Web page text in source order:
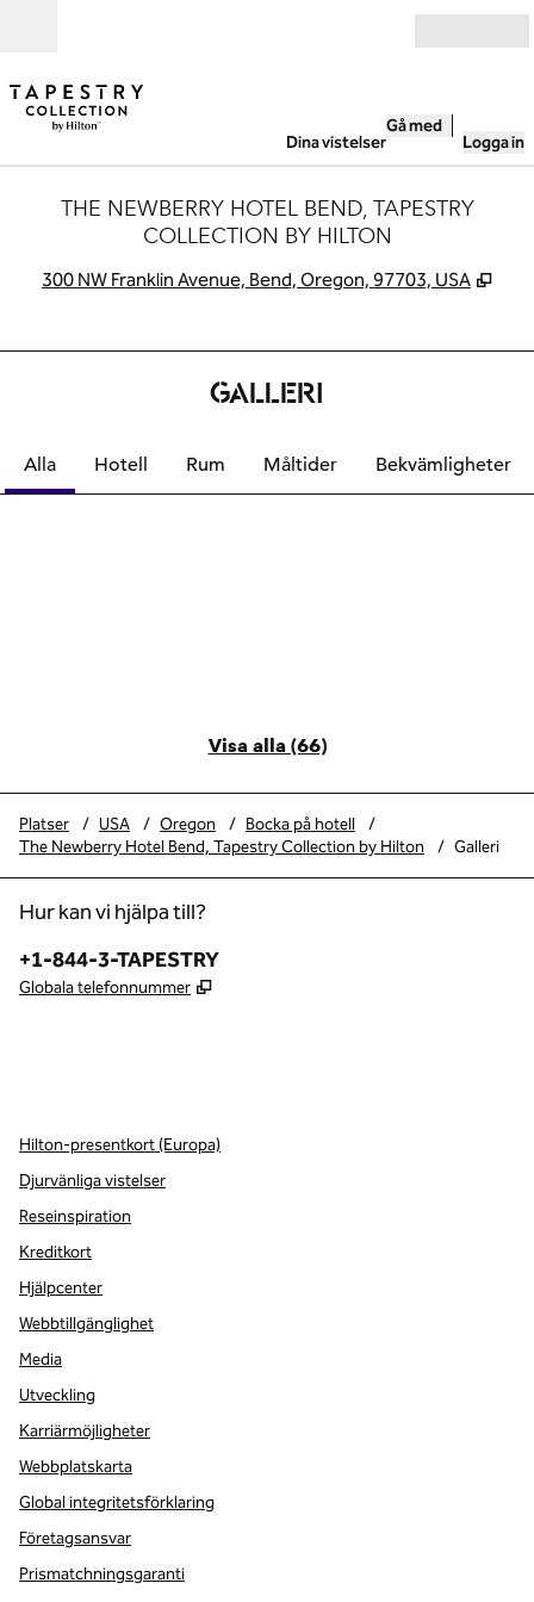
Dina vistelser
Gå med
Logga in
THE NEWBERRY HOTEL BEND, TAPESTRY
COLLECTION BY HILTON
300 NW Franklin Avenue, Bend, Oregon, 97703, USA ,
GALLERI
Alla Hotell Rum Måltider Bekvämligheter
Visa alla (66)
Platser / USA / Oregon / Bocka på hotell
/
The Newberry Hotel Bend, Tapestry Collection by Hilton
/ Galleri
Hur kan vi hjälpa till?
Telefon:
+1-844-3-TAPESTRY
Globala telefonnummer ,
Hilton-presentkort (Europa)
Djurvänliga vistelser
Reseinspiration
Kreditkort
Hjälpcenter
Webbtillgänglighet
Media
Utveckling
Karriärmöjligheter
Webbplatskarta
Global integritetsförklaring
Företagsansvar
Prismatchningsgaranti